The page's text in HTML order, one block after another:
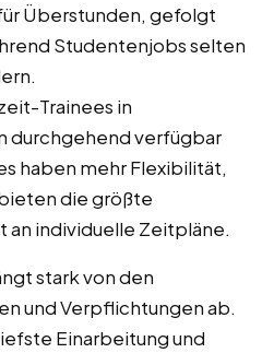
Überstunden, gefolgt
Studentenjobs selten
Trainees in
durchgehend verfügbar
haben mehr Flexibilität,
die größte
an individuelle Zeitpläne.
stark von den
und Verpflichtungen ab.
Einarbeitung und